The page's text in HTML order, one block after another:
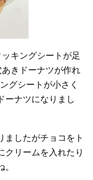
キングシートが足
きドーナツが作れ
グシートが小さく
ーナツになりまし
ましたがチョコをト
クリームを入れたり